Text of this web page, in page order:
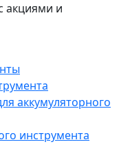
акциями и
аккумуляторного
инструмента